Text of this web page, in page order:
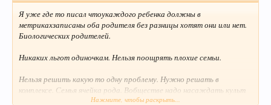
Я уже где то писал чтоукаждого ребенка должны в
метрикахзаписаны оба родителя без разницы хотят они или нет.
Биологических родителей.
Никаких льгот одиночкам. Нельзя поощрять плохие семьи.
Нельзя решить какую то одну проблему. Нужно решать в
комплексе. Семья ячейка рода. Вобществе надо насаждать культ
Нажмите, чтобы раскрыть...